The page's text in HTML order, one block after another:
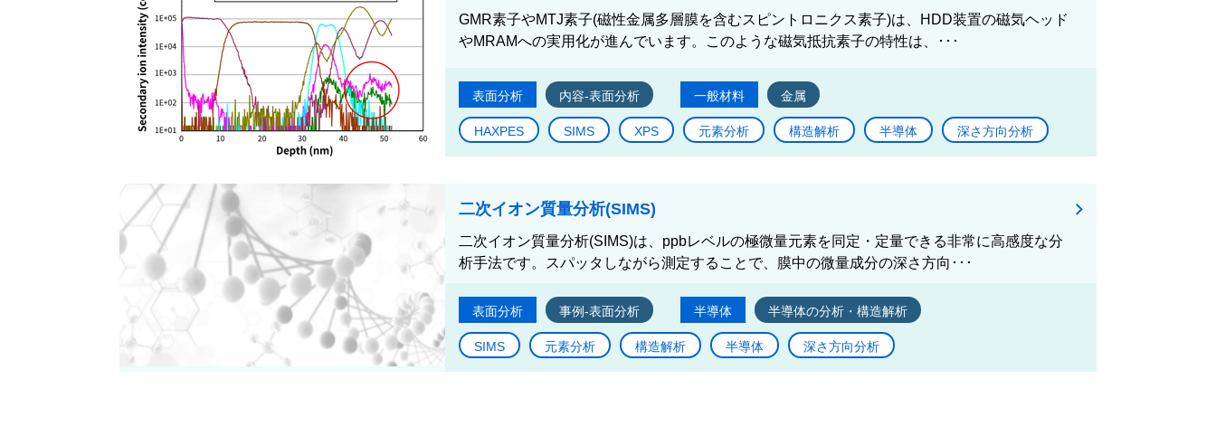
GMR素子やMTJ素子(磁性金属多層膜を含むスピントロニクス素子)は、HDD装置の磁気ヘッド
やMRAMへの実用化が進んでいます。このような磁気抵抗素子の特性は、･･･
表面分析 内容-表面分析 一般材料 金属
HAXPES SIMS XPS 元素分析 構造解析 半導体 深さ方向分析
二次イオン質量分析(SIMS)
二次イオン質量分析(SIMS)は、ppbレベルの極微量元素を同定・定量できる非常に高感度な分
析手法です。スパッタしながら測定することで、膜中の微量成分の深さ方向･･･
表面分析 事例-表面分析 半導体 半導体の分析・構造解析
SIMS 元素分析 構造解析 半導体 深さ方向分析